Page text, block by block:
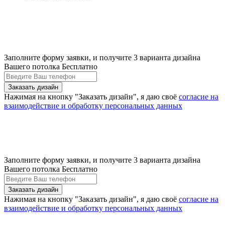
Заполните форму заявки, и получите 3 варианта дизайна
Вашего потолка Бесплатно
Нажимая на кнопку "Заказать дизайн", я даю своё согласие на
взаимодействие и обработку персональных данных
Заполните форму заявки, и получите 3 варианта дизайна
Вашего потолка Бесплатно
Нажимая на кнопку "Заказать дизайн", я даю своё согласие на
взаимодействие и обработку персональных данных